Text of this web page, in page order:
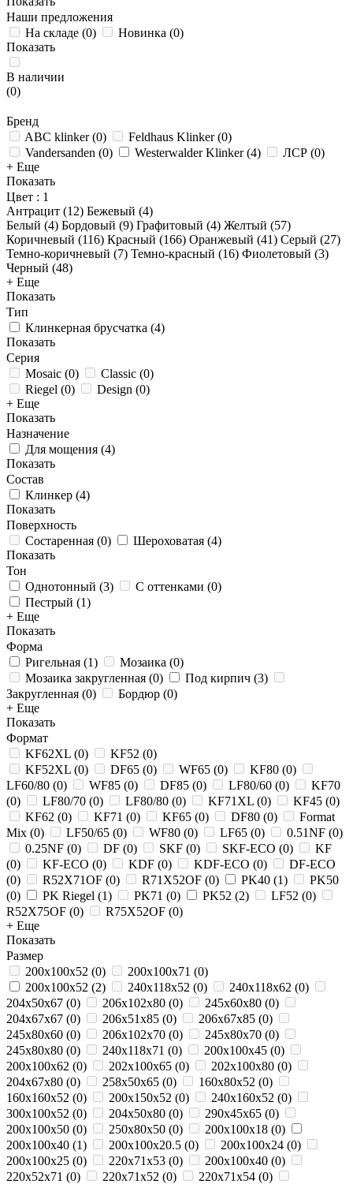
Наши предложения
На складе (0) Новинка (0)
Показать
В наличии
(0)
Бренд
ABC klinker(0) Feldhaus Klinker(0)
Vandersanden (0) Westerwalder Klinker(4) ЛСР (0)
+ Еще
Показать
Цвет : 1
Антрацит (12) Бежевый (4)
Белый (4) Бордовый (9) Графитовый (4) Желтый (57)
Коричневый (116) Красный (166) Оранжевый (41) Серый (27)
Темно-коричневый (7) Темно-красный (16) Фиолетовый (3)
Черный (48)
+ Еще
Показать
Тип
Клинкерная брусчатка (4)
Показать
Серия
Mosaic (0) Classic (0)
Riegel (0) Design (0)
+ Еще
Показать
Назначение
Для мощения (4)
Показать
Состав
Клинкер (4)
Показать
Поверхность
Состаренная (0) Шероховатая (4)
Показать
Тон
Однотонный (3) С оттенками (0)
Пестрый (1)
+ Еще
Показать
Форма
Ригельная (1) Мозаика (0)
Мозаика закругленная (0) Под кирпич (3)
Закругленная (0) Бордюр (0)
+ Еще
Показать
Формат
KF62XL (0) KF52 (0)
KF52XL (0) DF65 (0) WF65 (0) KF80 (0)
LF60/80 (0) WF85 (0) DF85 (0) LF80/60 (0)
KF70
(0) LF80/70 (0) LF80/80 (0) KF71XL (0) KF45 (0)
KF62 (0) KF71 (0) KF65 (0) DF80 (0)
Format
Mix (0) LF50/65 (0) WF80 (0) LF65 (0) 0.51NF (0)
0.25NF (0) DF (0) SKF (0) SKF-ECO (0)
KF
(0) KF-ECO (0) KDF (0) KDF-ECO (0)
DF-ECO
(0) R52X71OF (0) R71X52OF (0) PK40 (1)
PK50
(0) PK Riegel (1) PK71 (0) PK52 (2) LF52 (0)
R52X75OF (0) R75X52OF (0)
+ Еще
Показать
Размер
200х100х52 (0) 200x100x71 (0)
200x100x52 (2) 240x118x52 (0) 240x118x62 (0)
204x50x67 (0) 206x102x80 (0) 245x60x80 (0)
204x67x67 (0) 206x51x85 (0) 206x67x85 (0)
245x80x60 (0) 206x102x70 (0) 245x80x70 (0)
245x80x80 (0) 240x118x71 (0) 200x100x45 (0)
200x100x62 (0) 202x100x65 (0) 202x100x80 (0)
204x67x80 (0) 258x50x65 (0) 160x80x52 (0)
160x160x52 (0) 200x150x52 (0) 240x160x52 (0)
300x100x52 (0) 204x50x80 (0) 290х45х65 (0)
200x100x50 (0) 250х80х50 (0) 200x100x18 (0)
200x100x40 (1) 200x100x20.5 (0) 200x100x24 (0)
200x100x25 (0) 220x71x53 (0) 200х100х40 (0)
220x52x71 (0) 220x71x52 (0) 220x71x54 (0)